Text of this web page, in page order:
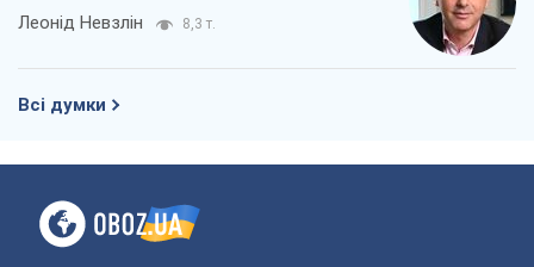
Леонід Невзлін 8,3 т.
Всі думки